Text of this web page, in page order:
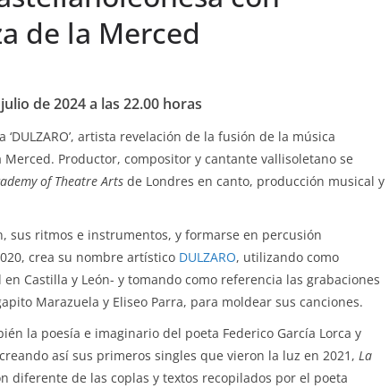
de la Merced
de 2024 a las 22.00 horas
artista revelación de la fusión de la música
Productor, compositor y cantante vallisoletano se
of Theatre Arts de Londres en canto, producción musical y
sus ritmos e instrumentos, y formarse en percusión
crea su nombre artístico DULZARO, utilizando como
Castilla y León- y tomando como referencia las grabaciones
Marazuela y Eliseo Parra, para moldear sus canciones.
la poesía e imaginario del poeta Federico García Lorca y
así sus primeros singles que vieron la luz en 2021, La
diferente de las coplas y textos recopilados por el poeta